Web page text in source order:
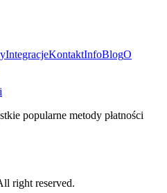
IntegracjeKontaktInfoBlogO
popularne metody płatności
right reserved.